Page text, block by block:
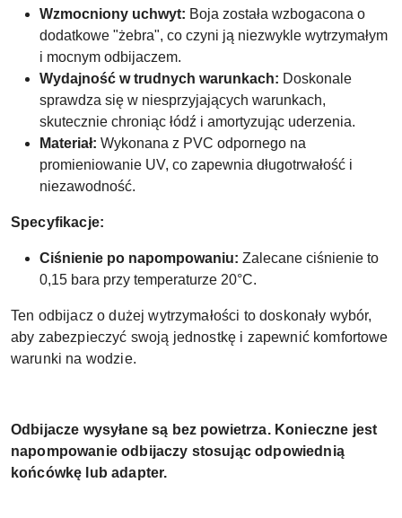
Wzmocniony uchwyt: Boja została wzbogacona o
dodatkowe "żebra", co czyni ją niezwykle wytrzymałym
i mocnym odbijaczem.
Wydajność w trudnych warunkach: Doskonale
sprawdza się w niesprzyjających warunkach,
skutecznie chroniąc łódź i amortyzując uderzenia.
Materiał: Wykonana z PVC odpornego na
promieniowanie UV, co zapewnia długotrwałość i
niezawodność.
Specyfikacje:
Ciśnienie po napompowaniu: Zalecane ciśnienie to
0,15 bara przy temperaturze 20°C.
Ten odbijacz o dużej wytrzymałości to doskonały wybór,
aby zabezpieczyć swoją jednostkę i zapewnić komfortowe
warunki na wodzie.
Odbijacze wysyłane są bez powietrza. Konieczne jest
napompowanie odbijaczy stosując odpowiednią
końcówkę lub adapter.